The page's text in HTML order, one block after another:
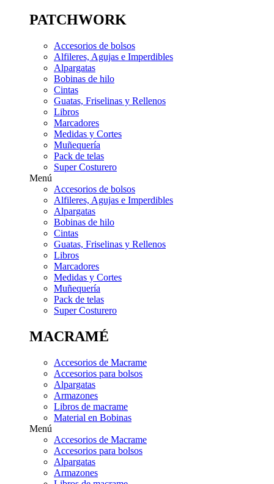
PATCHWORK
Accesorios de bolsos
Alfileres, Agujas e Imperdibles
Alpargatas
Bobinas de hilo
Cintas
Guatas, Friselinas y Rellenos
Libros
Marcadores
Medidas y Cortes
Muñequería
Pack de telas
Super Costurero
Menú
Accesorios de bolsos
Alfileres, Agujas e Imperdibles
Alpargatas
Bobinas de hilo
Cintas
Guatas, Friselinas y Rellenos
Libros
Marcadores
Medidas y Cortes
Muñequería
Pack de telas
Super Costurero
MACRAMÉ
Accesorios de Macrame
Accesorios para bolsos
Alpargatas
Armazones
Libros de macrame
Material en Bobinas
Menú
Accesorios de Macrame
Accesorios para bolsos
Alpargatas
Armazones